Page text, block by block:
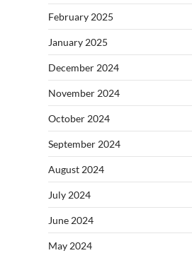
February 2025
January 2025
December 2024
November 2024
October 2024
September 2024
August 2024
July 2024
June 2024
May 2024